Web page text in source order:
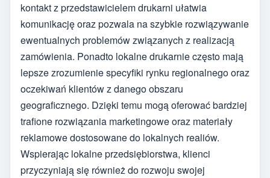
kontakt z przedstawicielem drukarni ułatwia
komunikację oraz pozwala na szybkie rozwiązywanie
ewentualnych problemów związanych z realizacją
zamówienia. Ponadto lokalne drukarnie często mają
lepsze zrozumienie specyfiki rynku regionalnego oraz
oczekiwań klientów z danego obszaru
geograficznego. Dzięki temu mogą oferować bardziej
trafione rozwiązania marketingowe oraz materiały
reklamowe dostosowane do lokalnych realiów.
Wspierając lokalne przedsiębiorstwa, klienci
przyczyniają się również do rozwoju swojej